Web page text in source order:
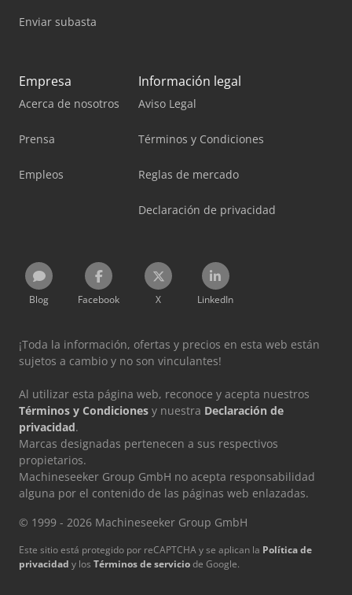
Enviar subasta
Empresa
Acerca de nosotros
Prensa
Empleos
Información legal
Aviso Legal
Términos y Condiciones
Reglas de mercado
Declaración de privacidad
Blog Facebook X LinkedIn
¡Toda la información, ofertas y precios en esta web están
sujetos a cambio y no son vinculantes!
Al utilizar esta página web, reconoce y acepta nuestros
Términos y Condiciones y nuestra Declaración de
privacidad.
Marcas designadas pertenecen a sus respectivos
propietarios.
Machineseeker Group GmbH no acepta responsabilidad
alguna por el contenido de las páginas web enlazadas.
© 1999 - 2026 Machineseeker Group GmbH
Este sitio está protegido por reCAPTCHA y se aplican la Política de
privacidad y los Términos de serviciode Google.